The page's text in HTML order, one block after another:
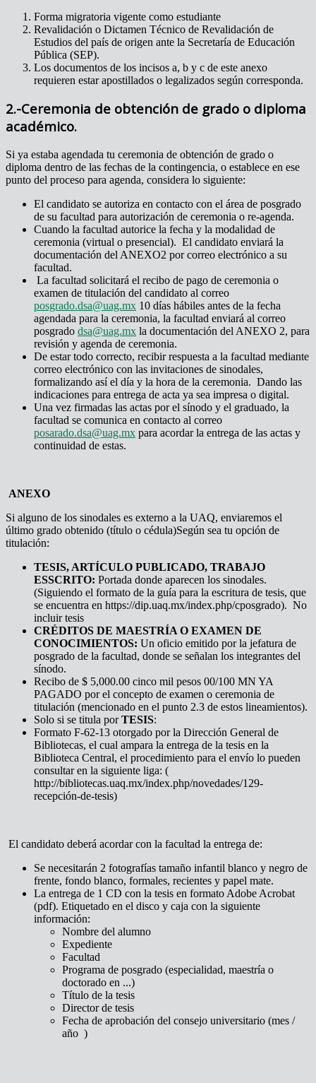
Forma migratoria vigente como estudiante
Revalidación o Dictamen Técnico de Revalidación de
Estudios del país de origen ante la Secretaría de Educación
Pública (SEP).
Los documentos de los incisos a, b y c de este anexo
requieren estar apostillados o legalizados según corresponda.
2.-Ceremonia de obtención de grado o diploma
académico.
Si ya estaba agendada tu ceremonia de obtención de grado o
diploma dentro de las fechas de la contingencia, o establece en ese
punto del proceso para agenda, considera lo siguiente:
El candidato se autoriza en contacto con el área de posgrado
de su facultad para autorización de ceremonia o re-agenda.
Cuando la facultad autorice la fecha y la modalidad de
ceremonia (virtual o presencial). El candidato enviará la
documentación del ANEXO2 por correo electrónico a su
facultad.
La facultad solicitará el recibo de pago de ceremonia o
examen de titulación del candidato al correo
posgrado.dsa@uag.mx 10 días hábiles antes de la fecha
agendada para la ceremonia, la facultad enviará al correo
posgrado dsa@uag.mx la documentación del ANEXO 2, para
revisión y agenda de ceremonia.
De estar todo correcto, recibir respuesta a la facultad mediante
correo electrónico con las invitaciones de sinodales,
formalizando así el día y la hora de la ceremonia. Dando las
indicaciones para entrega de acta ya sea impresa o digital.
Una vez firmadas las actas por el sínodo y el graduado, la
facultad se comunica en contacto al correo
posarado.dsa@uag.mx para acordar la entrega de las actas y
continuidad de estas.
ANEXO
Si alguno de los sinodales es externo a la UAQ, enviaremos el
último grado obtenido (título o cédula)Según sea tu opción de
titulación:
TESIS, ARTÍCULO PUBLICADO, TRABAJO
ESSCRITO: Portada donde aparecen los sinodales.
(Siguiendo el formato de la guía para la escritura de tesis, que
se encuentra en https://dip.uaq.mx/index.php/cposgrado). No
incluir tesis
CRÉDITOS DE MAESTRÍA O EXAMEN DE
CONOCIMIENTOS: Un oficio emitido por la jefatura de
posgrado de la facultad, donde se señalan los integrantes del
sínodo.
Recibo de $ 5,000.00 cinco mil pesos 00/100 MN YA
PAGADO por el concepto de examen o ceremonia de
titulación (mencionado en el punto 2.3 de estos lineamientos).
Solo si se titula porTESIS:
Formato F-62-13 otorgado por la Dirección General de
Bibliotecas, el cual ampara la entrega de la tesis en la
Biblioteca Central, el procedimiento para el envío lo pueden
consultar en la siguiente liga: (
http://bibliotecas.uaq.mx/index.php/novedades/129-
recepción-de-tesis)
El candidato deberá acordar con la facultad la entrega de:
Se necesitarán 2 fotografías tamaño infantil blanco y negro de
frente, fondo blanco, formales, recientes y papel mate.
La entrega de 1 CD con la tesis en formato Adobe Acrobat
(pdf). Etiquetado en el disco y caja con la siguiente
información:
Nombre del alumno
Expediente
Facultad
Programa de posgrado (especialidad, maestría o
doctorado en ...)
Título de la tesis
Director de tesis
Fecha de aprobación del consejo universitario (mes /
año )